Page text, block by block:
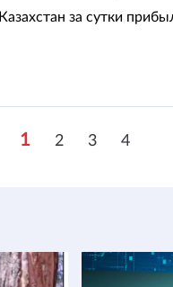
за сутки
1 2 3 4